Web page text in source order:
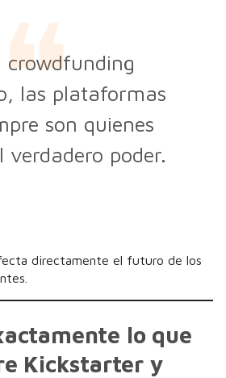
crowdfunding
las plataformas
son quienes
verdadero poder.
directamente el futuro de los
lo que
Kickstarter y